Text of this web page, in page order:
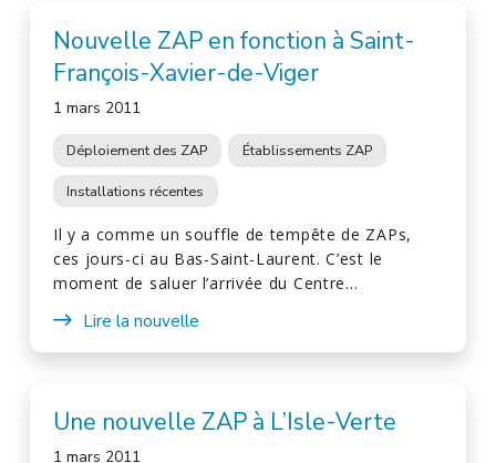
Nouvelle ZAP en fonction à Saint-
François-Xavier-de-Viger
1 mars 2011
Déploiement des ZAP Établissements ZAP
Installations récentes
Il y a comme un souffle de tempête de ZAPs,
ces jours-ci au Bas-Saint-Laurent. C’est le
moment de saluer l’arrivée du Centre…
Lire la nouvelle
Une nouvelle ZAP à L’Isle-Verte
1 mars 2011